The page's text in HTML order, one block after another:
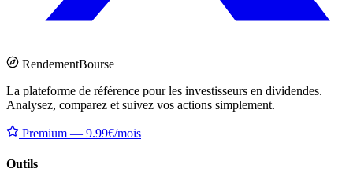
RendementBourse
La plateforme de référence pour les investisseurs en dividendes.
Analysez, comparez et suivez vos actions simplement.
Premium — 9.99€/mois
Outils